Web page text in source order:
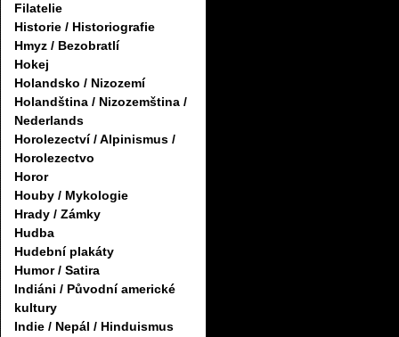
Filatelie
Historie / Historiografie
Hmyz / Bezobratlí
Hokej
Holandsko / Nizozemí
Holandština / Nizozemština /
Nederlands
Horolezectví / Alpinismus /
Horolezectvo
Horor
Houby / Mykologie
Hrady / Zámky
Hudba
Hudební plakáty
Humor / Satira
Indiáni / Původní americké
kultury
Indie / Nepál / Hinduismus